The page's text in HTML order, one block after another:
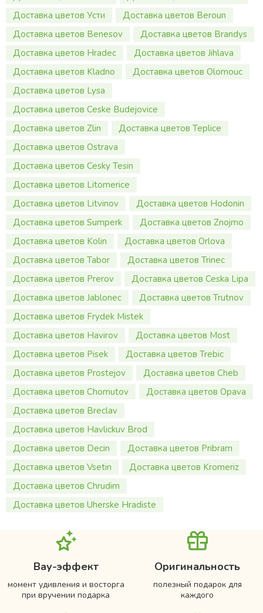
Доставка цветов Усти
Доставка цветов Beroun
Доставка цветов Benesov
Доставка цветов Brandys
Доставка цветов Hradec
Доставка цветов Jihlava
Доставка цветов Kladno
Доставка цветов Olomouc
Доставка цветов Lysa
Доставка цветов Ceske Budejovice
Доставка цветов Zlin
Доставка цветов Teplice
Доставка цветов Ostrava
Доставка цветов Cesky Tesin
Доставка цветов Litomerice
Доставка цветов Litvinov
Доставка цветов Hodonin
Доставка цветов Sumperk
Доставка цветов Znojmo
Доставка цветов Kolin
Доставка цветов Orlova
Доставка цветов Tabor
Доставка цветов Trinec
Доставка цветов Prerov
Доставка цветов Ceska Lipa
Доставка цветов Jablonec
Доставка цветов Trutnov
Доставка цветов Frydek Mistek
Доставка цветов Havirov
Доставка цветов Most
Доставка цветов Pisek
Доставка цветов Trebic
Доставка цветов Prostejov
Доставка цветов Cheb
Доставка цветов Chomutov
Доставка цветов Opava
Доставка цветов Breclav
Доставка цветов Havlickuv Brod
Доставка цветов Decin
Доставка цветов Pribram
Доставка цветов Vsetin
Доставка цветов Kromeriz
Доставка цветов Chrudim
Доставка цветов Uherske Hradiste
Вау-эффект
момент удивления и восторга
при вручении подарка
Оригинальность
полезный подарок для
каждого